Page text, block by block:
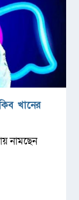
খানের
নামছেন